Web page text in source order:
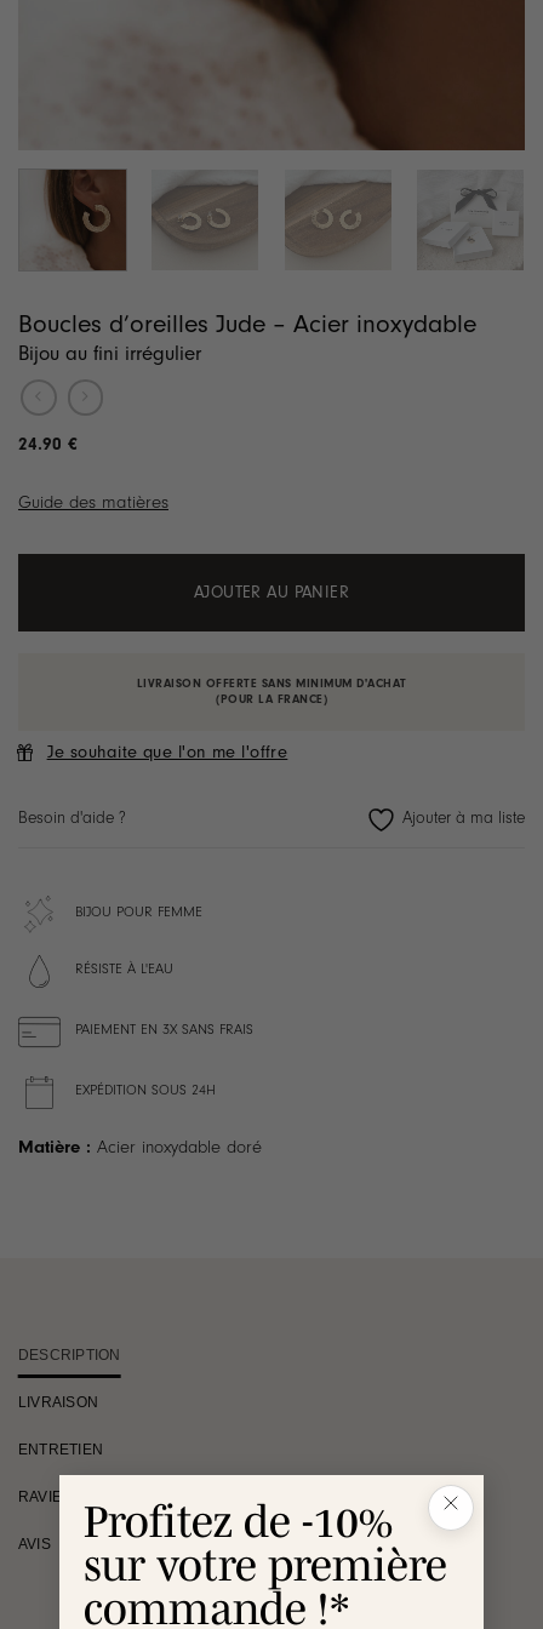
Profitez de -10%
sur votre première
commande !*
Boucles d’oreilles Jude – Acier inoxydable
Bijou au fini irrégulier
24.90 €
Guide des matières
AJOUTER AU PANIER
LIVRAISON OFFERTE SANS MINIMUM D'ACHAT
(POUR LA FRANCE)
Je souhaite que l'on me l'offre
Besoin d'aide ?
BIJOU POUR FEMME
RÉSISTE À L'EAU
PAIEMENT EN 3X SANS FRAIS
EXPÉDITION SOUS 24H
Matière : Acier inoxydable doré
DESCRIPTION
LIVRAISON
ENTRETIEN
RAVIE OU REMBOURSÉE
AVIS